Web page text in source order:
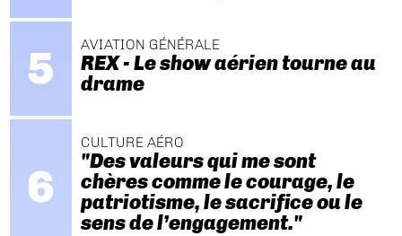
AVIATION GÉNÉRALE
REX - Le show aérien tourne au
drame
CULTURE AÉRO
"Des valeurs qui me sont
chères comme le courage, le
patriotisme, le sacrifice ou le
sens de l’engagement."